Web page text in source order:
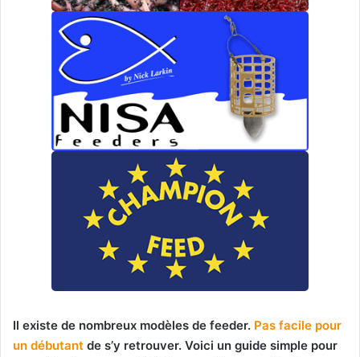
Il existe de nombreux modèles de feeder. Pas facile pour
un débutant de s’y retrouver. Voici un guide simple pour